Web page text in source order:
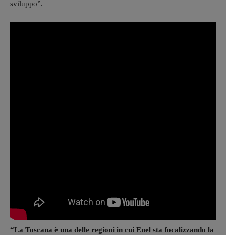
sviluppo”.
“La Toscana è una delle regioni in cui Enel sta focalizzando la